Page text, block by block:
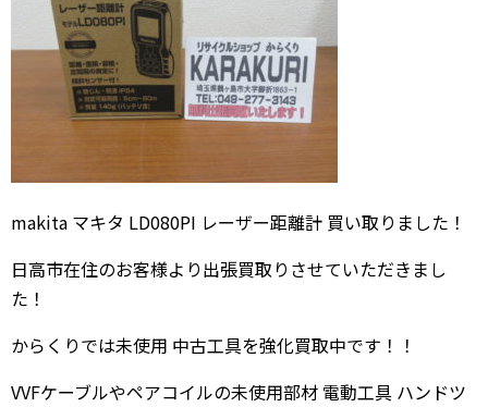
makita マキタ LD080PI レーザー距離計 買い取りました！
日高市在住のお客様より出張買取りさせていただきまし
た！
からくりでは未使用 中古工具を強化買取中です！！
VVFケーブルやペアコイルの未使用部材 電動工具 ハンドツ